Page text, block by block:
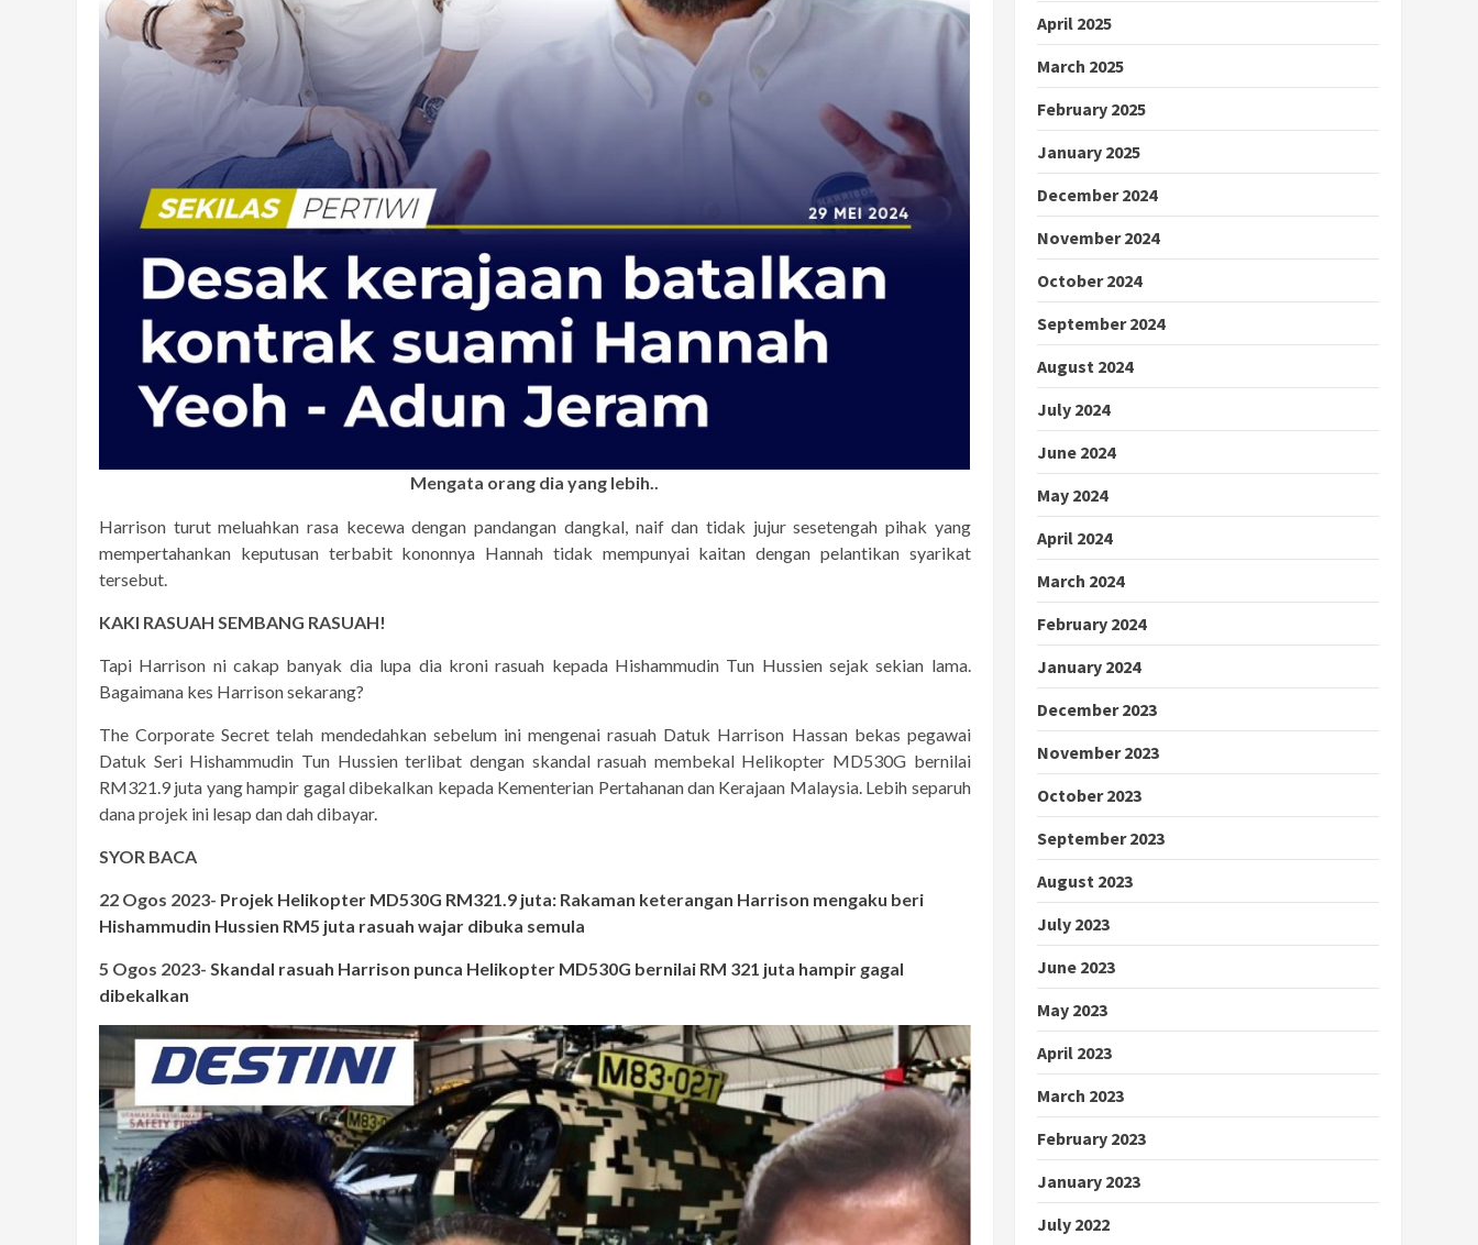
Mengata orang dia yang lebih..
Harrison turut meluahkan rasa kecewa dengan pandangan dangkal, naif dan tidak jujur sesetengah pihak yang
mempertahankan keputusan terbabit kononnya Hannah tidak mempunyai kaitan dengan pelantikan syarikat
tersebut.
KAKI RASUAH SEMBANG RASUAH!
Tapi Harrison ni cakap banyak dia lupa dia kroni rasuah kepada Hishammudin Tun Hussien sejak sekian lama.
Bagaimana kes Harrison sekarang?
The Corporate Secret telah mendedahkan sebelum ini mengenai rasuah Datuk Harrison Hassan bekas pegawai
Datuk Seri Hishammudin Tun Hussien terlibat dengan skandal rasuah membekal Helikopter MD530G bernilai
RM321.9 juta yang hampir gagal dibekalkan kepada Kementerian Pertahanan dan Kerajaan Malaysia. Lebih separuh
dana projek ini lesap dan dah dibayar.
SYOR BACA
22 Ogos 2023- Projek Helikopter MD530G RM321.9 juta: Rakaman keterangan Harrison mengaku beri
Hishammudin Hussien RM5 juta rasuah wajar dibuka semula
5 Ogos 2023- Skandal rasuah Harrison punca Helikopter MD530G bernilai RM 321 juta hampir gagal
dibekalkan
April 2025
March 2025
February 2025
January 2025
December 2024
November 2024
October 2024
September 2024
August 2024
July 2024
June 2024
May 2024
April 2024
March 2024
February 2024
January 2024
December 2023
November 2023
October 2023
September 2023
August 2023
July 2023
June 2023
May 2023
April 2023
March 2023
February 2023
January 2023
July 2022